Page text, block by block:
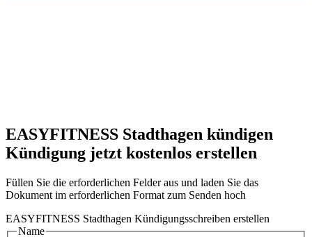
EASYFITNESS Stadthagen kündigen
Kündigung jetzt kostenlos erstellen
Füllen Sie die erforderlichen Felder aus und laden Sie das
Dokument im erforderlichen Format zum Senden hoch
EASYFITNESS Stadthagen Kündigungsschreiben erstellen
Name